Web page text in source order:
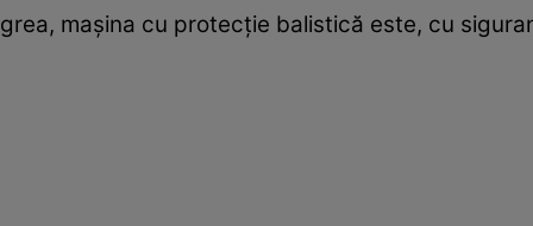
grea, maşina cu protecţie balistică este, cu